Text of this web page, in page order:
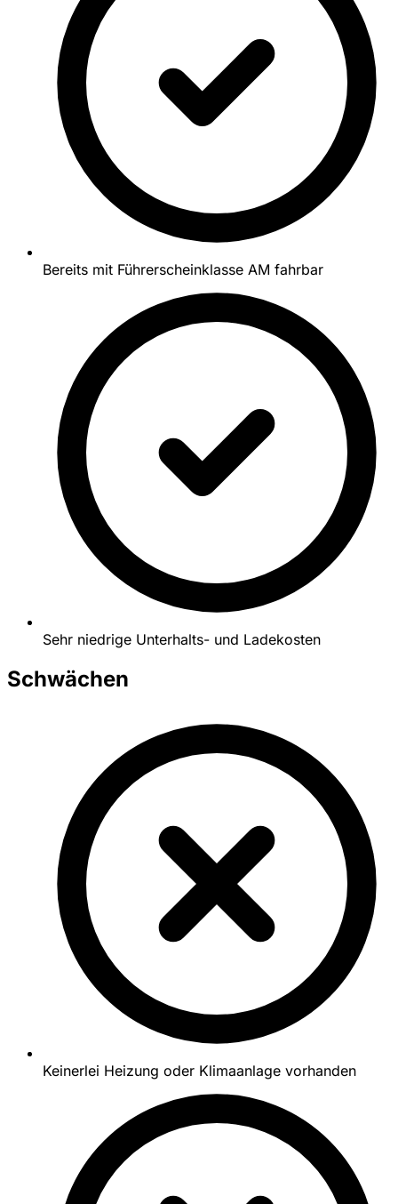
Bereits mit Führerscheinklasse AM fahrbar
Sehr niedrige Unterhalts- und Ladekosten
Schwächen
Keinerlei Heizung oder Klimaanlage vorhanden